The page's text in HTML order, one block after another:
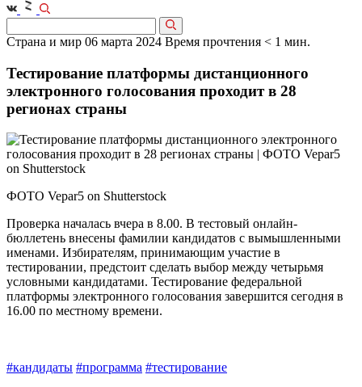
Страна и мир 06 марта 2024 Время прочтения < 1 мин.
Тестирование платформы дистанционного
электронного голосования проходит в 28
регионах страны
ФОТО Vepar5 on Shutterstock
Проверка началась вчера в 8.00. В тестовый онлайн-
бюллетень внесены фамилии кандидатов с вымышленными
именами. Избирателям, принимающим участие в
тестировании, предстоит сделать выбор между четырьмя
условными кандидатами. Тестирование федеральной
платформы электронного голосования завершится сегодня в
16.00 по местному времени.
#кандидаты #программа #тестирование